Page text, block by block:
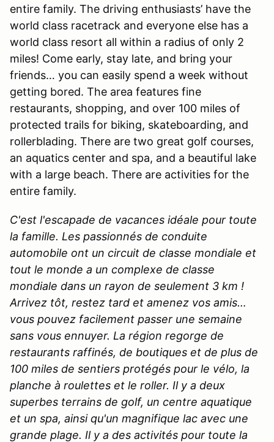
entire family. The driving enthusiasts’ have the
world class racetrack and everyone else has a
world class resort all within a radius of only 2
miles! Come early, stay late, and bring your
friends… you can easily spend a week without
getting bored. The area features fine
restaurants, shopping, and over 100 miles of
protected trails for biking, skateboarding, and
rollerblading. There are two great golf courses,
an aquatics center and spa, and a beautiful lake
with a large beach. There are activities for the
entire family.
C'est l'escapade de vacances idéale pour toute
la famille. Les passionnés de conduite
automobile ont un circuit de classe mondiale et
tout le monde a un complexe de classe
mondiale dans un rayon de seulement 3 km !
Arrivez tôt, restez tard et amenez vos amis…
vous pouvez facilement passer une semaine
sans vous ennuyer. La région regorge de
restaurants raffinés, de boutiques et de plus de
100 miles de sentiers protégés pour le vélo, la
planche à roulettes et le roller. Il y a deux
superbes terrains de golf, un centre aquatique
et un spa, ainsi qu'un magnifique lac avec une
grande plage. Il y a des activités pour toute la